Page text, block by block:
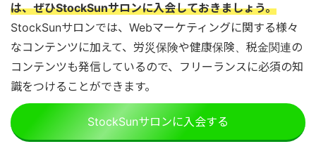
は、ぜひStockSunサロンに入会しておきましょう。
StockSunサロンでは、Webマーケティングに関する様々
なコンテンツに加えて、労災保険や健康保険、税金関連の
コンテンツも発信しているので、フリーランスに必須の知
識をつけることができます。
StockSunサロンに入会する